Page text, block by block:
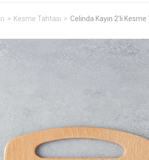
Kesme Tahtası Celinda Kayın 2'li